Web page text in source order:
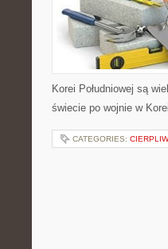
Korei Południowej są
świecie po wojnie w
CATEGORIES: